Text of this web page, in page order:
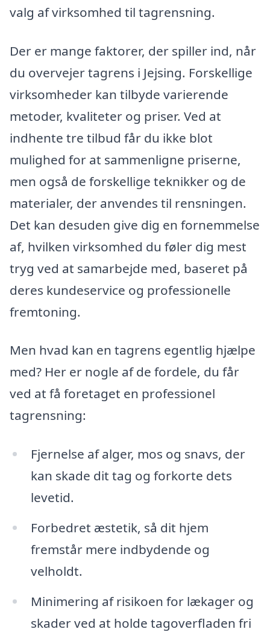
valg af virksomhed til tagrensning.
Der er mange faktorer, der spiller ind, når
du overvejer tagrens i Jejsing. Forskellige
virksomheder kan tilbyde varierende
metoder, kvaliteter og priser. Ved at
indhente tre tilbud får du ikke blot
mulighed for at sammenligne priserne,
men også de forskellige teknikker og de
materialer, der anvendes til rensningen.
Det kan desuden give dig en fornemmelse
af, hvilken virksomhed du føler dig mest
tryg ved at samarbejde med, baseret på
deres kundeservice og professionelle
fremtoning.
Men hvad kan en tagrens egentlig hjælpe
med? Her er nogle af de fordele, du får
ved at få foretaget en professionel
tagrensning:
Fjernelse af alger, mos og snavs, der
kan skade dit tag og forkorte dets
levetid.
Forbedret æstetik, så dit hjem
fremstår mere indbydende og
velholdt.
Minimering af risikoen for lækager og
skader ved at holde tagoverfladen fri